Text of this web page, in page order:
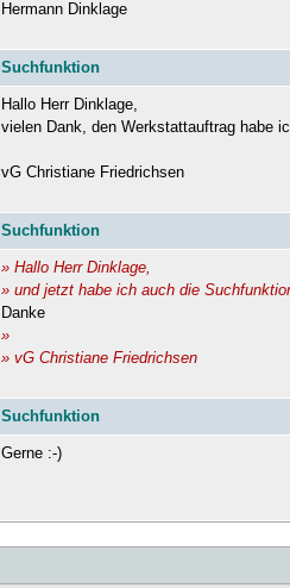
Hermann Dinklage
Suchfunktion
Hallo Herr Dinklage,
vielen Dank, den Werkstattauftrag habe
vG Christiane Friedrichsen
Suchfunktion
» Hallo Herr Dinklage,
» und jetzt habe ich auch die
Danke
»
» vG Christiane Friedrichsen
Suchfunktion
Gerne :-)